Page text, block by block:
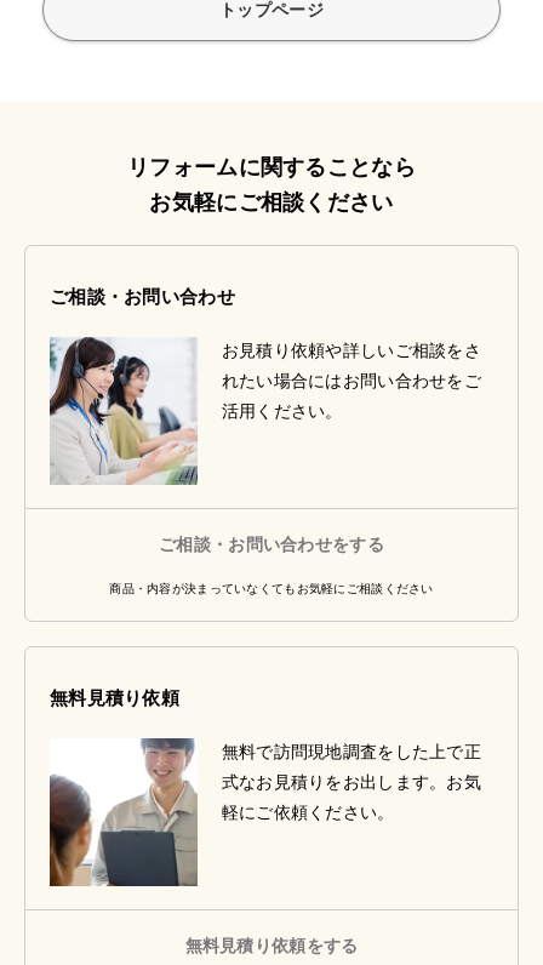
トップページ
リフォームに関することなら
お気軽にご相談ください
ご相談・お問い合わせ
お見積り依頼や詳しいご相談をさ
れたい場合にはお問い合わせをご
活用ください。
ご相談・お問い合わせをする
商品・内容が決まっていなくてもお気軽にご相談ください
無料見積り依頼
無料で訪問現地調査をした上で正
式なお見積りをお出します。お気
軽にご依頼ください。
無料見積り依頼をする